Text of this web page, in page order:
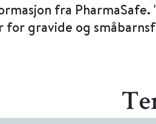
fra PharmaSafe.
for gravide og